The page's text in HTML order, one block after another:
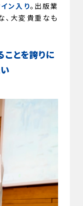
ン入り。出版業
、大変貴重なも
とを誇りに